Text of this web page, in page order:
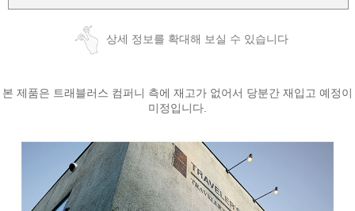
상세 정보를 확대해 보실 수 있습니다
본 제품은 트래블러스 컴퍼니 측에 재고가 없어서 당분간 재입고 예정이
미정입니다.